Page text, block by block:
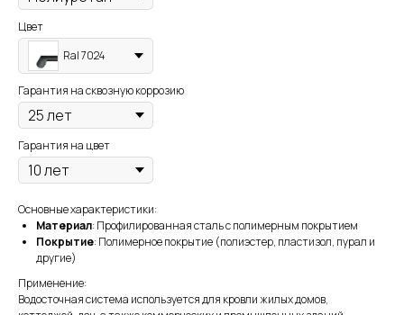
Цвет
Ral 7024
Гарантия на сквозную коррозию
Гарантия на цвет
Основные характеристики:
Материал: Профилированная сталь с полимерным покрытием
Покрытие: Полимерное покрытие (полиэстер, пластизол, пурал и
другие)
Применение:
Водосточная система используется для кровли жилых домов,